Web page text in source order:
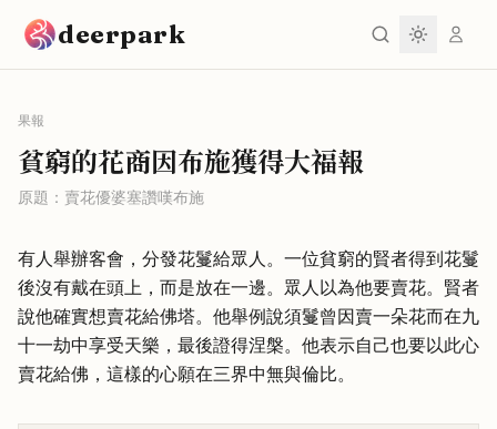
deerpark
果報
貧窮的花商因布施獲得大福報
原題： 賣花優婆塞讚嘆布施
有人舉辦客會，分發花鬘給眾人。一位貧窮的賢者得到花鬘
後沒有戴在頭上，而是放在一邊。眾人以為他要賣花。賢者
說他確實想賣花給佛塔。他舉例說須鬘曾因賣一朵花而在九
十一劫中享受天樂，最後證得涅槃。他表示自己也要以此心
賣花給佛，這樣的心願在三界中無與倫比。